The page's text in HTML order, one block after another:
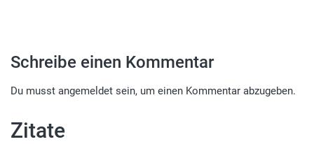
Schreibe einen Kommentar
Du musst angemeldet sein, um einen Kommentar abzugeben.
Zitate